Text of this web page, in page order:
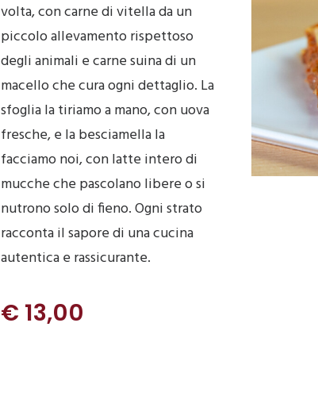
volta, con carne di vitella da un
piccolo allevamento rispettoso
degli animali e carne suina di un
macello che cura ogni dettaglio. La
sfoglia la tiriamo a mano, con uova
fresche, e la besciamella la
facciamo noi, con latte intero di
mucche che pascolano libere o si
nutrono solo di fieno. Ogni strato
racconta il sapore di una cucina
autentica e rassicurante.
€ 13,00